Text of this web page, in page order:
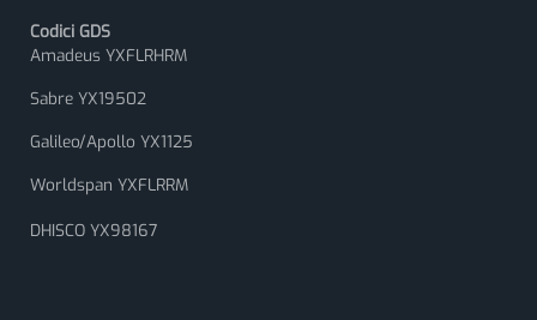
Codici GDS
Amadeus YXFLRHRM
Sabre YX19502
Galileo/Apollo YX1125
Worldspan YXFLRRM
DHISCO YX98167